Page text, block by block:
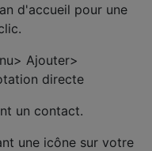
d'accueil pour une
Ajouter>
directe
un contact.
une icône sur votre